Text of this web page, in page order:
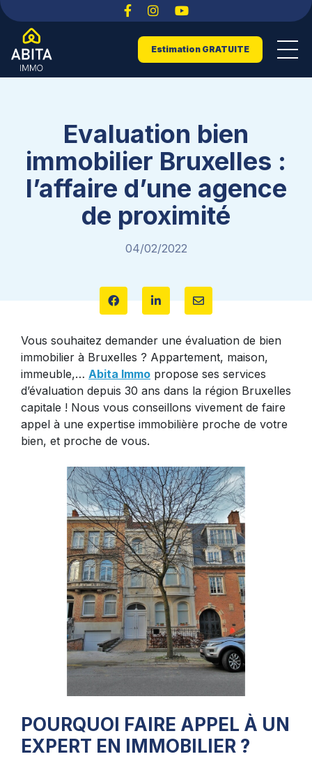
Estimation GRATUITE
Evaluation bien
immobilier Bruxelles :
l’affaire d’une agence
de proximité
04/02/2022
Vous souhaitez demander une évaluation de bien
immobilier à Bruxelles ? Appartement, maison,
immeuble,… Abita Immo propose ses services
d’évaluation depuis 30 ans dans la région Bruxelles
capitale ! Nous vous conseillons vivement de faire
appel à une expertise immobilière proche de votre
bien, et proche de vous.
POURQUOI FAIRE APPEL À UN
EXPERT EN IMMOBILIER ?